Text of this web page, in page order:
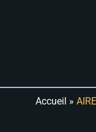
Accueil »